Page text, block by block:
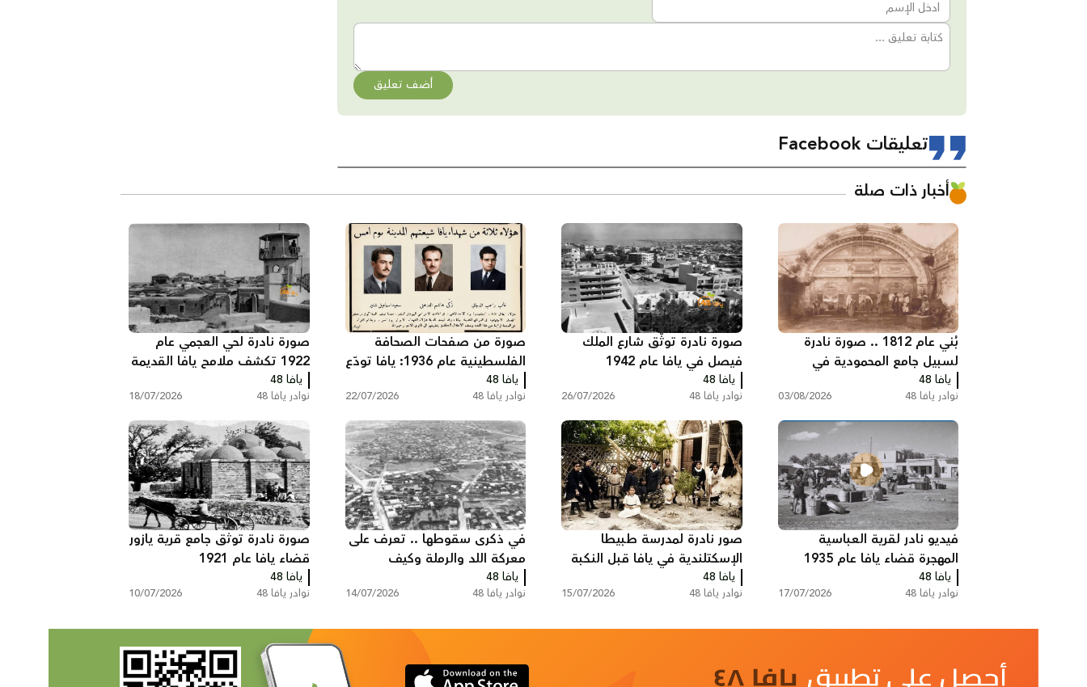
أضف تعليق
تعليقات Facebook
أخبار ذات صلة
بُني عام 1812 .. صورة نادرة
لسبيل جامع المحمودية في
مدينة يافا
يافا 48
نوادر يافا 48 03/08/2026
صورة نادرة توثّق شارع الملك
فيصل في يافا عام 1942
وتكشف ملامح حضارتها
المعمارية
يافا 48
نوادر يافا 48 26/07/2026
صورة من صفحات الصحافة
الفلسطينية عام 1936: يافا تودّع
ثلاثة من شهدائها
يافا 48
نوادر يافا 48 22/07/2026
صورة نادرة لحي العجمي عام
1922 تكشف ملامح يافا القديمة
يافا 48
نوادر يافا 48 18/07/2026
فيديو نادر لقرية العباسية
المهجرة قضاء يافا عام 1935
يافا 48
نوادر يافا 48 17/07/2026
صور نادرة لمدرسة طبيطا
الإسكتلندية في يافا قبل النكبة
يافا 48
نوادر يافا 48 15/07/2026
في ذكرى سقوطها .. تعرف على
معركة اللد والرملة وكيف
سقطت المدينتين
يافا 48
نوادر يافا 48 14/07/2026
صورة نادرة توثق جامع قرية يازور
قضاء يافا عام 1921
يافا 48
نوادر يافا 48 10/07/2026